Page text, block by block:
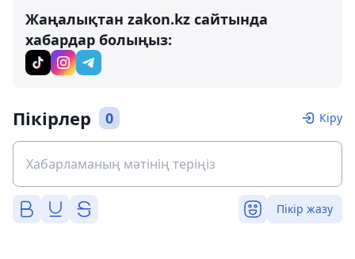
Жаңалықтан zakon.kz сайтында
хабардар болыңыз:
Пікірлер 0 Кіру
Пікір жазу